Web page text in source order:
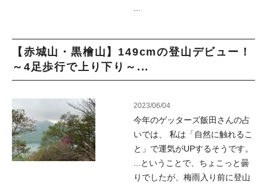
【赤城山・黒檜山】149cmの登山デビュー！
～4足歩行で上り下り～...
2023/06/04
今年のゲッターズ飯田さんの占
いでは、 私は「自然に触れるこ
と」で運気がUPするそうです。
...ということで、ちょこっと曇
りでしたが、梅雨入り前に登山